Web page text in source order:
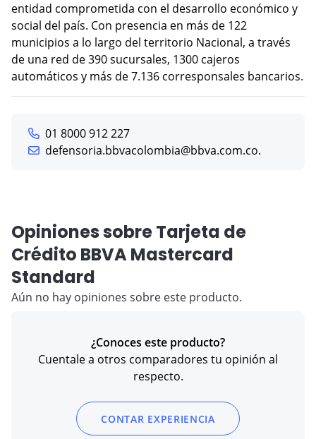
entidad comprometida con el desarrollo económico y
social del país. Con presencia en más de 122
municipios a lo largo del territorio Nacional, a través
de una red de 390 sucursales, 1300 cajeros
automáticos y más de 7.136 corresponsales bancarios.
01 8000 912 227
defensoria.bbvacolombia@bbva.com.co.
Opiniones sobre Tarjeta de
Crédito BBVA Mastercard
Standard
Aún no hay opiniones sobre este producto.
¿Conoces este producto?
Cuentale a otros comparadores tu opinión al
respecto.
CONTAR EXPERIENCIA